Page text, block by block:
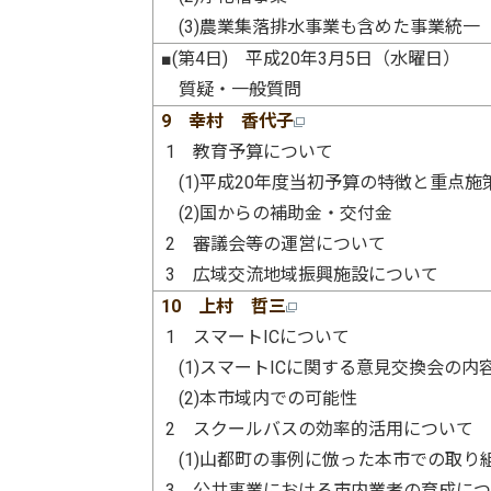
(3)農業集落排水事業も含めた事業統一
■(第4日) 平成20年3月5日（水曜日）
質疑・一般質問
9 幸村 香代子
1 教育予算について
(1)平成20年度当初予算の特徴と重点施
(2)国からの補助金・交付金
2 審議会等の運営について
3 広域交流地域振興施設について
10 上村 哲三
1 スマートICについて
(1)スマートICに関する意見交換会の内
(2)本市域内での可能性
2 スクールバスの効率的活用について
(1)山都町の事例に倣った本市での取り